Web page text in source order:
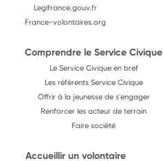
Legifrance.gouv.fr
France-volontaires.org
Comprendre le Service Civique
Le Service Civique en bref
Les référents Service Civique
Offrir à la jeunesse de s'engager
Renforcer les acteur de terrain
Faire société
Accueillir un volontaire